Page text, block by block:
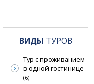
ВИДЫ ТУРОВ
Тур с проживанием
в одной гостинице
(6)